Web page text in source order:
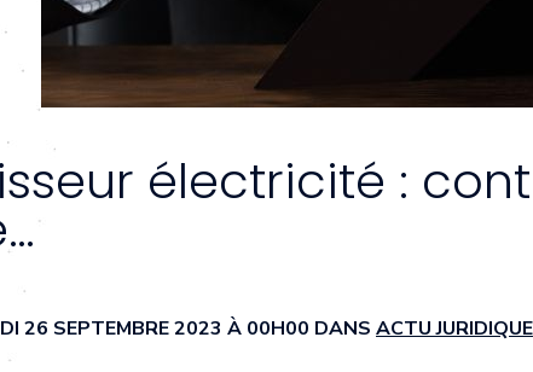
électricité :
26 SEPTEMBRE 2023 À 00H00 DANS ACTU JURIDIQUE